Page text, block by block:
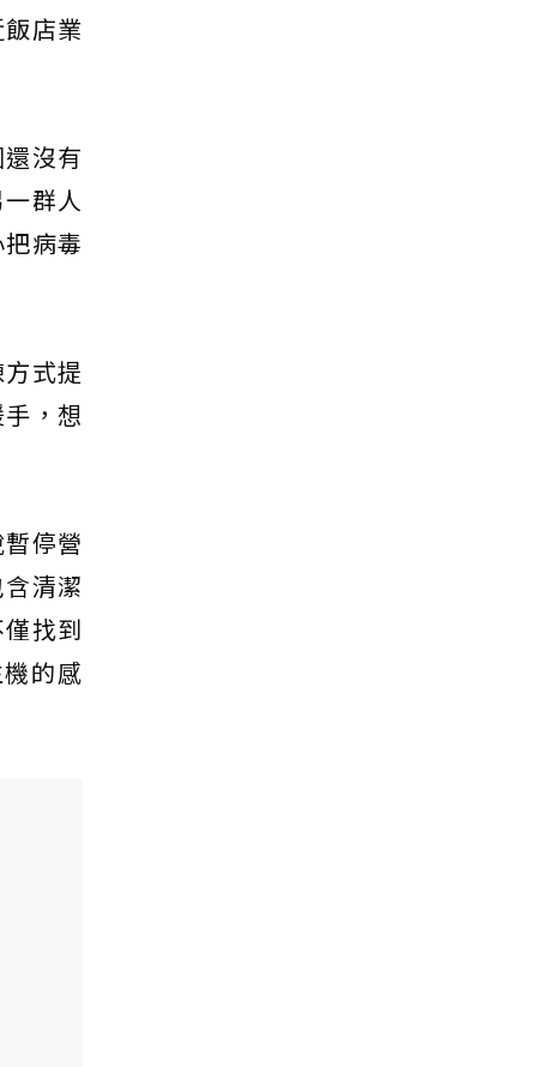
店業
沒有
群人
病毒
式提
，想
停營
清潔
找到
的感